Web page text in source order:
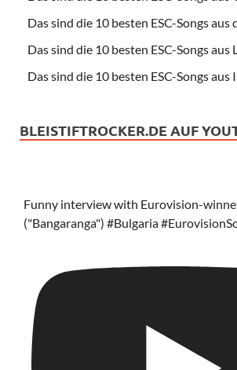
Das sind die 10 besten ESC-Songs aus
Das sind die 10 besten ESC-Songs aus
Das sind die 10 besten ESC-Songs aus
BLEISTIFTROCKER.DE AUF
Funny interview with Eurovision-
("Bangaranga") #Bulgaria